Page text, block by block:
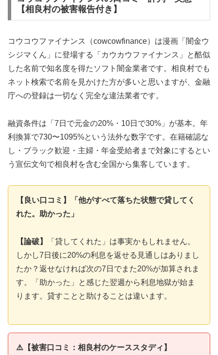
【相良村の被害報告付き】
コウコウファイナンス（cowcowfinance）は漫画「闇金ウ
シジマくん」に登場する「カウカウファイナンス」と酷似
した名前で知名度を得たソフト闇金業者です。相良村でも
ネット検索で名前を見かけた方が多いと思いますが、金融
庁への登録は一切なく完全な違法業者です。
融資条件は「7日で元金の20%・10日で30%」が基本。年
利換算で730〜1095%という法外な数字です。在籍確認な
し・ブラック歓迎・主婦・年金受給者まで対象にするとい
う宣伝文句で相良村を含む全国から集客しています。
【良い口コミ】「他がすべて落ちた状態で貸してく
れた。助かった」
【論破】
「貸してくれた」は事実かもしれません。
しかし7日後に20%の利息を返せる見通しはありまし
たか？返せなければ次の7日でまた20%が加算されま
す。「助かった」と感じた翌週から利息地獄が始ま
ります。貸すことと助けることは違います。
⚠️【被害口コミ：相良村のケーススタディ】